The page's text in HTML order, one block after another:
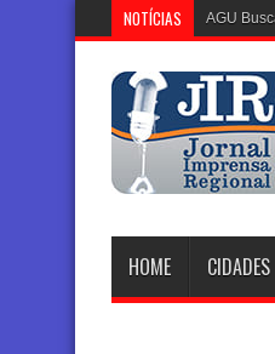
NOTÍCIAS AGU
HOME CIDADES